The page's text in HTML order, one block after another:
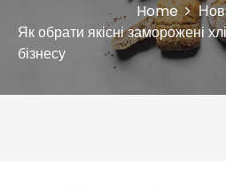
Home
Як обрати якісні заморожені
бізнесу